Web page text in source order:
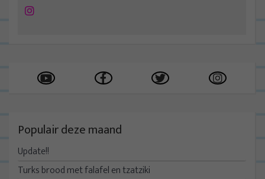
Instagram
Populair deze maand
Update!!
Turks brood met falafel en tzatziki